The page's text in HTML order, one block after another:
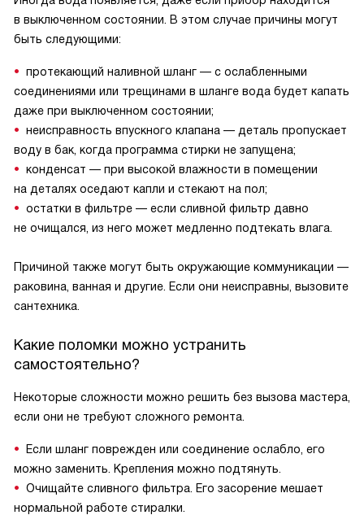
в выключенном состоянии. В этом случае причины могут
быть следующими:
протекающий наливной шланг — с ослабленными
соединениями или трещинами в шланге вода будет капать
даже при выключенном состоянии;
неисправность впускного клапана — деталь пропускает
воду в бак, когда программа стирки не запущена;
конденсат — при высокой влажности в помещении
на деталях оседают капли и стекают на пол;
остатки в фильтре — если сливной фильтр давно
не очищался, из него может медленно подтекать влага.
Причиной также могут быть окружающие коммуникации —
раковина, ванная и другие. Если они неисправны, вызовите
сантехника.
Какие поломки можно устранить
самостоятельно?
Некоторые сложности можно решить без вызова мастера,
если они не требуют сложного ремонта.
Если шланг поврежден или соединение ослабло, его
можно заменить. Крепления можно подтянуть.
Очищайте сливного фильтра. Его засорение мешает
нормальной работе стиралки.